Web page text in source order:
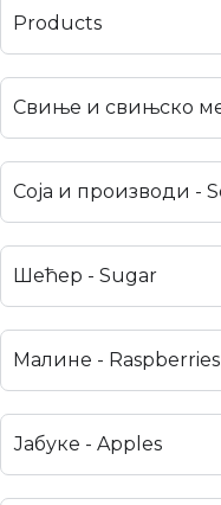
Products
Свиње и свињско
Соја и производи -
Шећер - Sugar
Малине - Raspberries
Јабуке - Apples